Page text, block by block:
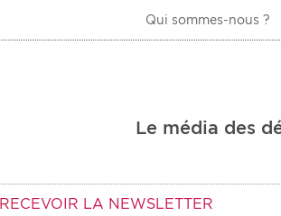
Qui sommes-nous ?
Le média des
RECEVOIR LA NEWSLETTER